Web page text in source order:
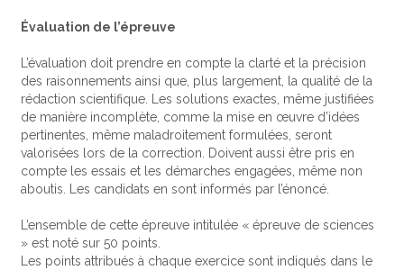
Évaluation de l’épreuve
L’évaluation doit prendre en compte la clarté et la précision
des raisonnements ainsi que, plus largement, la qualité de la
rédaction scientifique. Les solutions exactes, même justifiées
de manière incomplète, comme la mise en œuvre d’idées
pertinentes, même maladroitement formulées, seront
valorisées lors de la correction. Doivent aussi être pris en
compte les essais et les démarches engagées, même non
aboutis. Les candidats en sont informés par l’énoncé.
L’ensemble de cette épreuve intitulée « épreuve de sciences
» est noté sur 50 points.
Les points attribués à chaque exercice sont indiqués dans le